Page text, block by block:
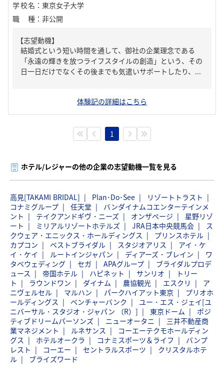
学校名 ： 東京女子大学
職種 ： 非公開
【志望動機】
結婚式という短い時間を通して、御社の企業理念である
「永遠の輝きを放つライフスタイルの創造」という、その
日一日だけでなくその後までも気遣いサポートしたり、...
体験記の詳細はこちら
1
ホテル/レジャーの他の企業の志望動機一覧を見る
高見[TAKAMI BRIDAL] Plan･Do･See
リゾートトラスト
コナミグループ
任天堂
バンダイナムコエンターテインメ
ント
テイクアンドギヴ・ニーズ オンザページ
星野リゾ
ート
ミリアルリゾートホテルズ JRA日本中央競馬会
ス
クウェア・エニックス・ホールディングス
プリンスホテル
カプコン
ベストブライダル スタジオアリス
アイ・ケ
イ・ケイ
ルートインジャパン ディアーズ・ブレイン
ワ
タベウェディング
セガ APAグループ
ブライダルプロデ
ュース
帝国ホテル ハピネット サンリオ
トリー
ト
ラウンドワン ダイナム 農協観光 エスクリ
ア
ニヴェルセル
マルハン パークハイアット東京
プリオホ
ールディングス
ベンチャーバンク
ユー・エス・ジェイ[ユ
ニバーサル・スタジオ・ジャパン （R）]
東京ドーム
ポジ
ティブドリームパーソンズ
ニューオータニ
三井不動産商
業マネジメント
ルネサンス
コーエーテクモホールディン
グス
ホテルオークラ コナミスポーツ＆ライフ
バンプ
レスト
コーエー セントラルスポーツ
クリスタルホテ
ル
ブライズワード